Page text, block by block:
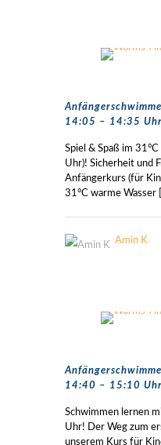
14:05 – 14:35 Uhr
Spiel & Spaß im
Uhr)! Sicherheit und
Anfängerkurs (für
31°C warme Wasser
Amin K
14:40 – 15:10 Uhr
Schwimmen lernen
Uhr! Der Weg zum
unserem Kurs für